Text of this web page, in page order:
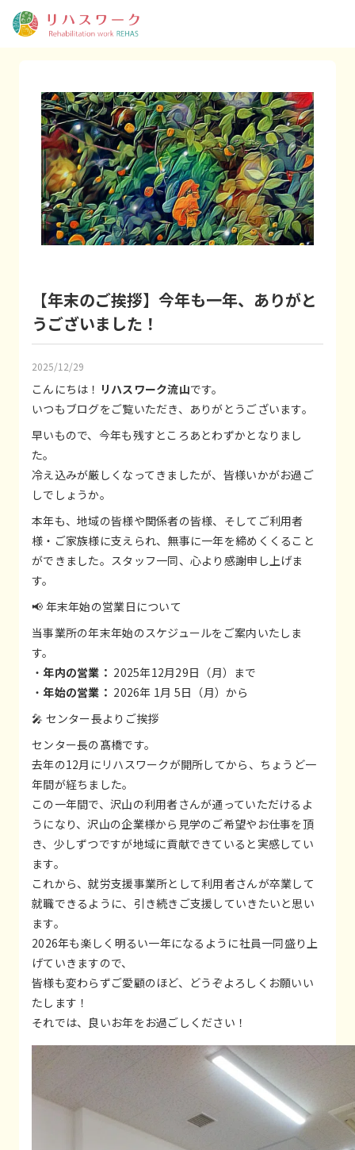
【年末のご挨拶】今年も一年、ありがと
うございました！
2025/12/29
こんにちは！ リハスワーク流山です。
いつもブログをご覧いただき、ありがとうございます。
早いもので、今年も残すところあとわずかとなりまし
た。
冷え込みが厳しくなってきましたが、皆様いかがお過ご
しでしょうか。
本年も、地域の皆様や関係者の皆様、そしてご利用者
様・ご家族様に支えられ、無事に一年を締めくくること
ができました。スタッフ一同、心より感謝申し上げま
す。
📢 年末年始の営業日について
当事業所の年末年始のスケジュールをご案内いたしま
す。
・年内の営業： 2025年12月29日（月）まで
・年始の営業： 2026年 1月 5日（月）から
🎤 センター長よりご挨拶
センター長の髙橋です。
去年の12月にリハスワークが開所してから、ちょうど一
年間が経ちました。
この一年間で、沢山の利用者さんが通っていただけるよ
うになり、沢山の企業様から見学のご希望やお仕事を頂
き、少しずつですが地域に貢献できていると実感してい
ます。
これから、就労支援事業所として利用者さんが卒業して
就職できるように、引き続きご支援していきたいと思い
ます。
2026年も楽しく明るい一年になるように社員一同盛り上
げていきますので、
皆様も変わらずご愛顧のほど、どうぞよろしくお願いい
たします！
それでは、良いお年をお過ごしください！